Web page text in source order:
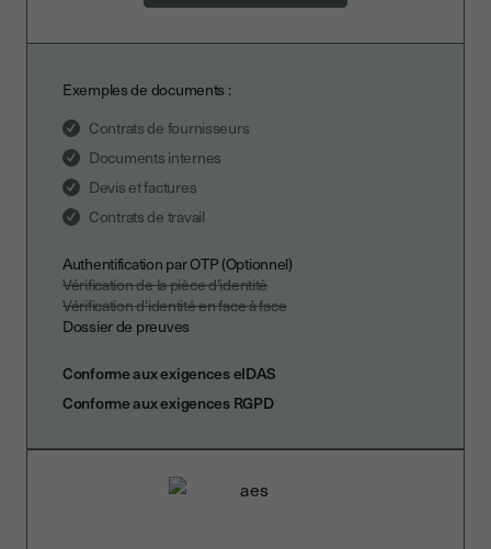
Exemples de documents :
Contrats de fournisseurs
Documents internes
Devis et factures
Contrats de travail
Authentification par OTP (Optionnel)
Vérification de la pièce d'identité
Vérification d'identité en face à face
Dossier de preuves
Conforme aux exigences eIDAS
Conforme aux exigences RGPD